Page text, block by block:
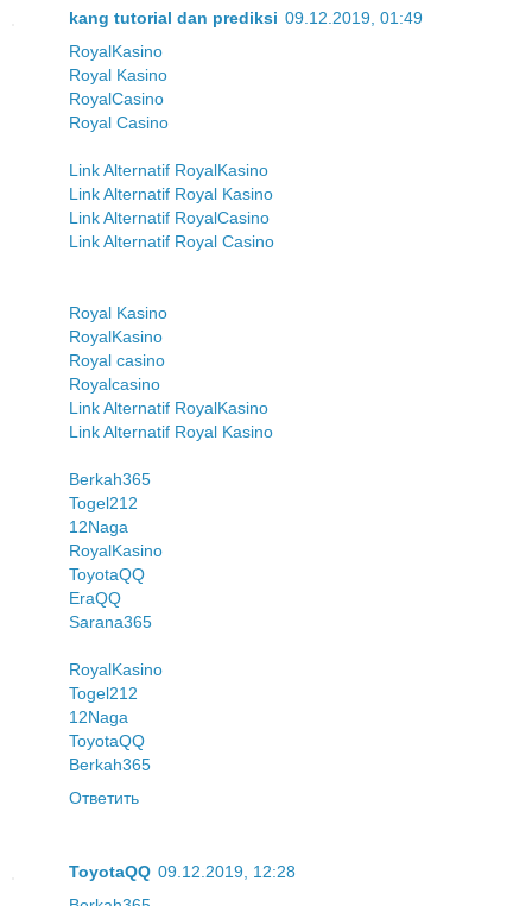
kang tutorial dan prediksi 09.12.2019, 01:49
RoyalKasino
Royal Kasino
RoyalCasino
Royal Casino
Link Alternatif RoyalKasino
Link Alternatif Royal Kasino
Link Alternatif RoyalCasino
Link Alternatif Royal Casino
Royal Kasino
RoyalKasino
Royal casino
Royalcasino
Link Alternatif RoyalKasino
Link Alternatif Royal Kasino
Berkah365
Togel212
12Naga
RoyalKasino
ToyotaQQ
EraQQ
Sarana365
RoyalKasino
Togel212
12Naga
ToyotaQQ
Berkah365
Ответить
ToyotaQQ 09.12.2019, 12:28